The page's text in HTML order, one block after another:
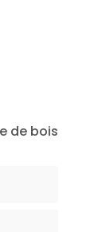
de bois